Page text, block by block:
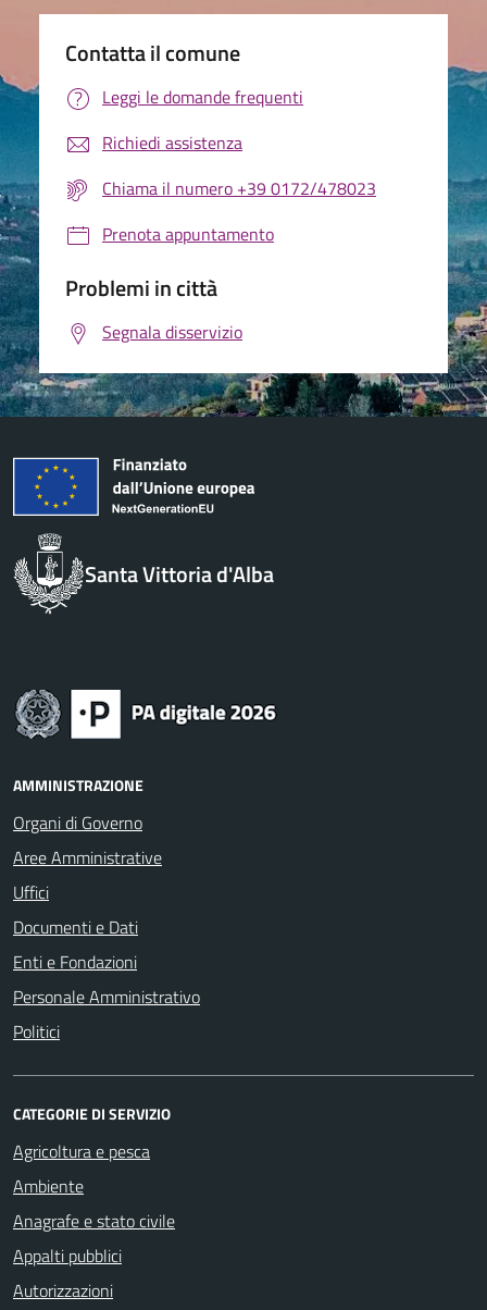
Contatta il comune
Leggi le domande frequenti
Richiedi assistenza
Chiama il numero +39 0172/478023
Prenota appuntamento
Problemi in città
Segnala disservizio
Santa Vittoria d'Alba
AMMINISTRAZIONE
Organi di Governo
Aree Amministrative
Uffici
Documenti e Dati
Enti e Fondazioni
Personale Amministrativo
Politici
CATEGORIE DI SERVIZIO
Agricoltura e pesca
Ambiente
Anagrafe e stato civile
Appalti pubblici
Autorizzazioni